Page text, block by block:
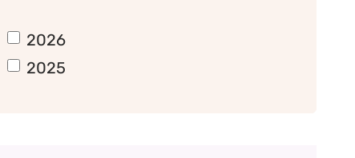
2026
2025